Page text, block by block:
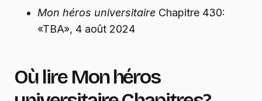
Mon héros universitaire Chapitre 430:
«TBA», 4 août 2024
Où lireMon héros